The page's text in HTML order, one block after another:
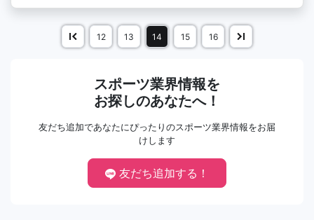
12 13 14 15 16
スポーツ業界情報を
お探しのあなたへ！
友だち追加であなたにぴったりのスポーツ業界情報をお届
けします
友だち追加する！